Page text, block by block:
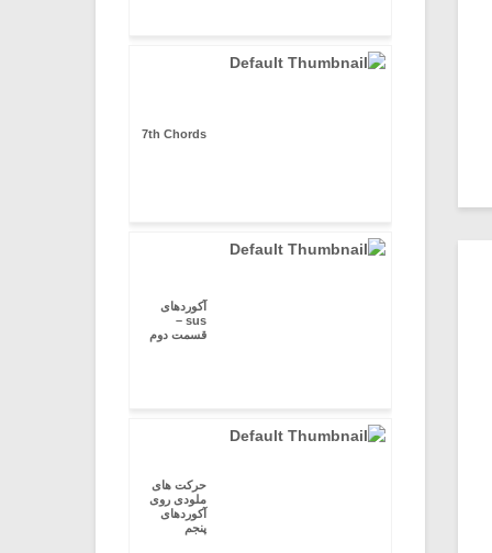
7th Chords
آکوردهای
sus –
قسمت دوم
حرکت های
ملودی روی
آکوردهای
پنجم